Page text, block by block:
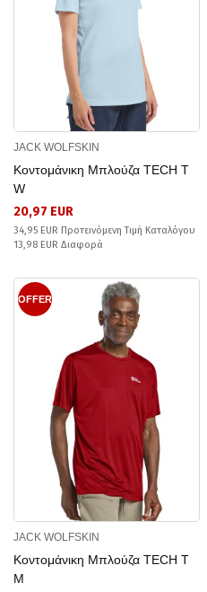
JACK WOLFSKIN
Κοντομάνικη Μπλούζα TECH T
W
20,97 EUR
34,95 EUR Προτεινόμενη Τιμή Καταλόγου
13,98 EUR Διαφορά
OFFER
JACK WOLFSKIN
Κοντομάνικη Μπλούζα TECH T
M